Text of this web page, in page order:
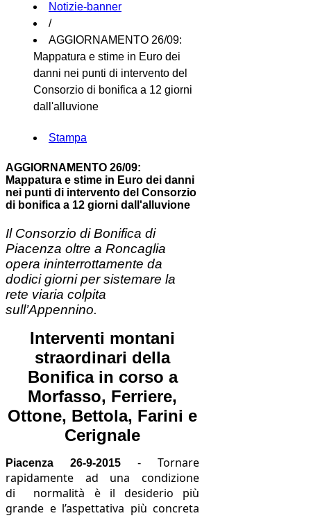
Notizie-banner
/
AGGIORNAMENTO 26/09:
Mappatura e stime in Euro dei
danni nei punti di intervento del
Consorzio di bonifica a 12 giorni
dall'alluvione
Stampa
AGGIORNAMENTO 26/09:
Mappatura e stime in Euro dei danni
nei punti di intervento del Consorzio
di bonifica a 12 giorni dall'alluvione
Il Consorzio di Bonifica di
Piacenza oltre a Roncaglia
opera ininterrottamente da
dodici giorni per sistemare la
rete viaria colpita
sull’Appennino.
Interventi montani
straordinari della
Bonifica in corso a
Morfasso, Ferriere,
Ottone, Bettola, Farini e
Cerignale
Piacenza 26-9-2015 -Tornare
rapidamente ad una condizione
di normalità è il desiderio più
grande e l’aspettativa più concreta